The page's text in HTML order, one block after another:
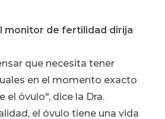
monitor de fertilidad dirija
que necesita tener
en el momento exacto
el óvulo", dice la Dra.
el óvulo tiene una vida